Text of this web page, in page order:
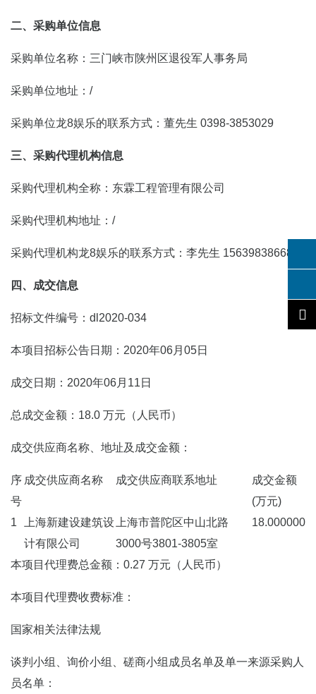
二、采购单位信息
采购单位名称：三门峡市陕州区退役军人事务局
采购单位地址：/
采购单位龙8娱乐的联系方式：董先生 0398-3853029
三、采购代理机构信息
采购代理机构全称：东霖工程管理有限公司
采购代理机构地址：/
采购代理机构龙8娱乐的联系方式：李先生 156398386688
四、成交信息
招标文件编号：dl2020-034
本项目招标公告日期：2020年06月05日
成交日期：2020年06月11日
总成交金额：18.0 万元（人民币）
成交供应商名称、地址及成交金额：
序
号
成交供应商名称 成交供应商联系地址
成交金额
(万元)
1
上海新建设建筑设
计有限公司
上海市普陀区中山北路
3000号3801-3805室
18.000000
本项目代理费总金额：0.27 万元（人民币）
本项目代理费收费标准：
国家相关法律法规
谈判小组、询价小组、磋商小组成员名单及单一来源采购人
员名单：